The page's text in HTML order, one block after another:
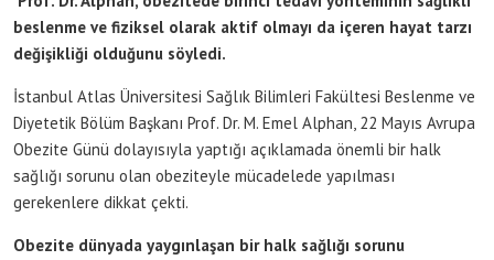
beslenme ve fiziksel olarak aktif olmayı da içeren hayat tarzı
değişikliği olduğunu söyledi.
İstanbul Atlas Üniversitesi Sağlık Bilimleri Fakültesi Beslenme ve
Diyetetik Bölüm Başkanı Prof. Dr. M. Emel Alphan, 22 Mayıs Avrupa
Obezite Günü dolayısıyla yaptığı açıklamada önemli bir halk
sağlığı sorunu olan obeziteyle mücadelede yapılması
gerekenlere dikkat çekti.
Obezite dünyada yaygınlaşan bir halk sağlığı sorunu